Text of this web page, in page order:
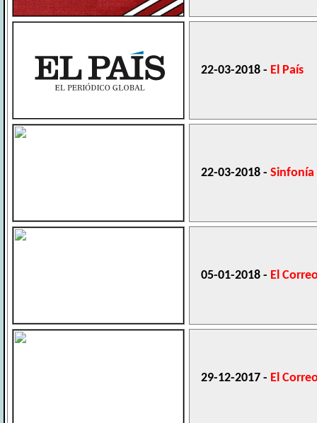
22-03-2018 - El País
22-03-2018 -
05-01-2018 - El
29-12-2017 - El